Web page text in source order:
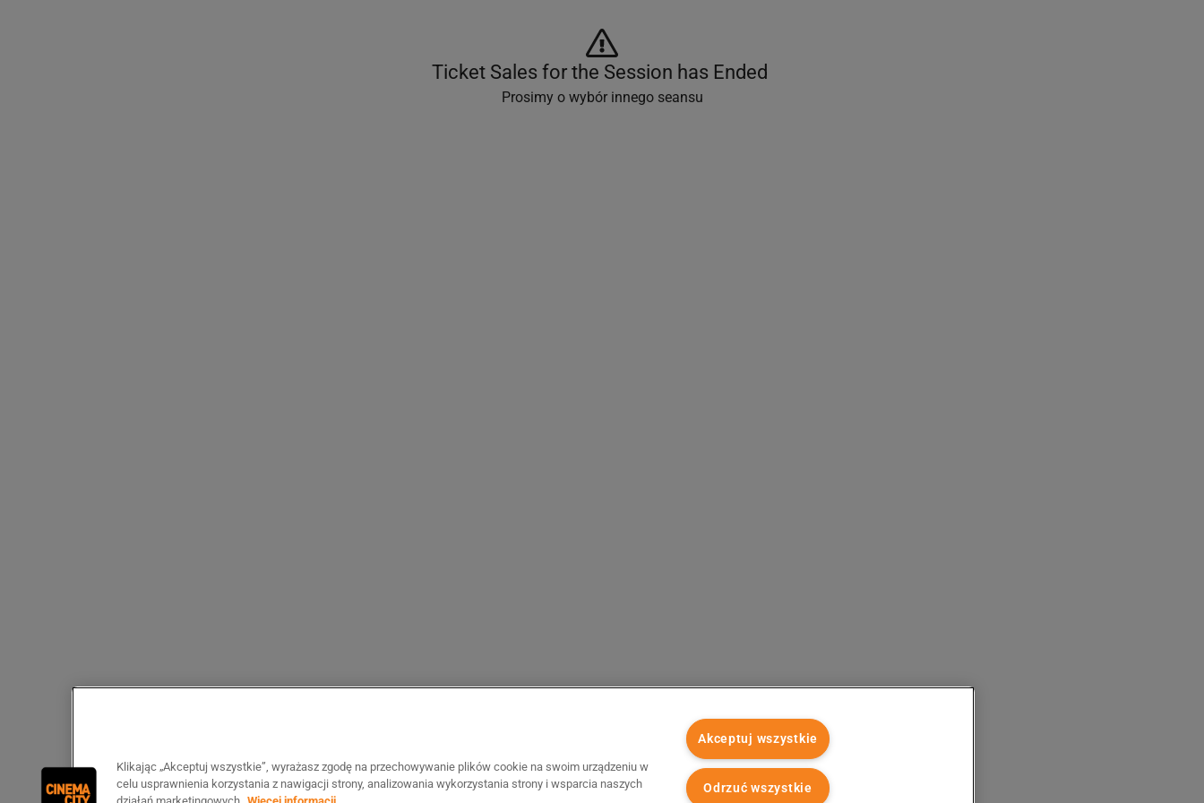
Ticket Sales for the Session has Ended
Prosimy o wybór innego seansu
Klikając „Akceptuj wszystkie”, wyrażasz zgodę na przechowywanie plików cookie na swoim urządzeniu w
celu usprawnienia korzystania z nawigacji strony, analizowania wykorzystania strony i wsparcia naszych
Akceptuj wszystkie
Odrzuć wszystkie